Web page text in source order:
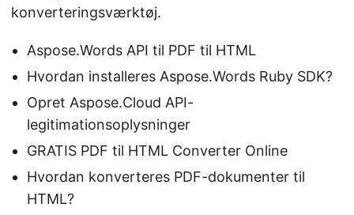
konverteringsværktøj.
Aspose.Words API til PDF til HTML
Hvordan installeres Aspose.Words Ruby SDK?
Opret Aspose.Cloud API-
legitimationsoplysninger
GRATIS PDF til HTML Converter Online
Hvordan konverteres PDF-dokumenter til
HTML?